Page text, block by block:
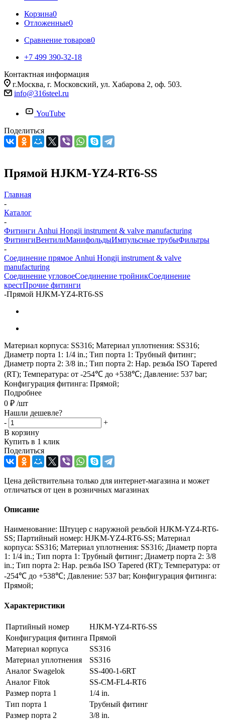
Корзина0
Отложенные0
Сравнение товаров0
+7 499 390-32-18
Контактная информация
г.Москва, г. Московский, ул. Хабарова 2, оф. 503.
info@316steel.ru
YouTube
Поделиться
Прямой HJKM-YZ4-RT6-SS
Главная
-
Каталог
-
Фитинги Anhui Hongji instrument & valve manufacturing
ФитингиВентилиМанифольдыИмпульсные трубыФильтры
-
Соединение прямое Anhui Hongji instrument & valve
manufacturing
Соединение угловоеСоединение тройникСоединение
крестПрочие фитинги
-Прямой HJKM-YZ4-RT6-SS
Материал корпуса: SS316; Материал уплотнения: SS316;
Диаметр порта 1: 1/4 in.; Тип порта 1: Трубный фитинг;
Диаметр порта 2: 3/8 in.; Тип порта 2: Нар. резьба ISO Tapered
(RT); Температура: от -254℃ до +538℃; Давление: 537 bar;
Конфигурация фитинга: Прямой;
Подробнее
0 ₽ /шт
Нашли дешевле?
-
+
В корзину
Купить в 1 клик
Поделиться
Цена действительна только для интернет-магазина и может
отличаться от цен в розничных магазинах
Описание
Наименование: Штуцер с наружной резьбой HJKM-YZ4-RT6-
SS; Партийный номер: HJKM-YZ4-RT6-SS; Материал
корпуса: SS316; Материал уплотнения: SS316; Диаметр порта
1: 1/4 in.; Тип порта 1: Трубный фитинг; Диаметр порта 2: 3/8
in.; Тип порта 2: Нар. резьба ISO Tapered (RT); Температура: от
-254℃ до +538℃; Давление: 537 bar; Конфигурация фитинга:
Прямой;
Характеристики
Партийный номер
HJKM-YZ4-RT6-SS
Конфигурация фитинга Прямой
Материал корпуса
SS316
Материал уплотнения
SS316
Аналог Swagelok
SS-400-1-6RT
Аналог Fitok
SS-CM-FL4-RT6
Размер порта 1
1/4 in.
Тип порта 1
Трубный фитинг
Размер порта 2
3/8 in.